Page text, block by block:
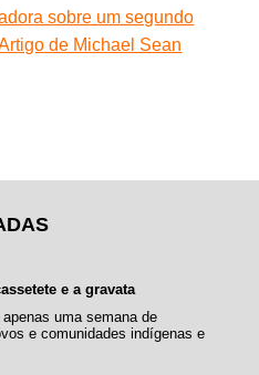
sobre um segundo
de Michael Sean
e a gravata
uma semana de
e comunidades indígenas e